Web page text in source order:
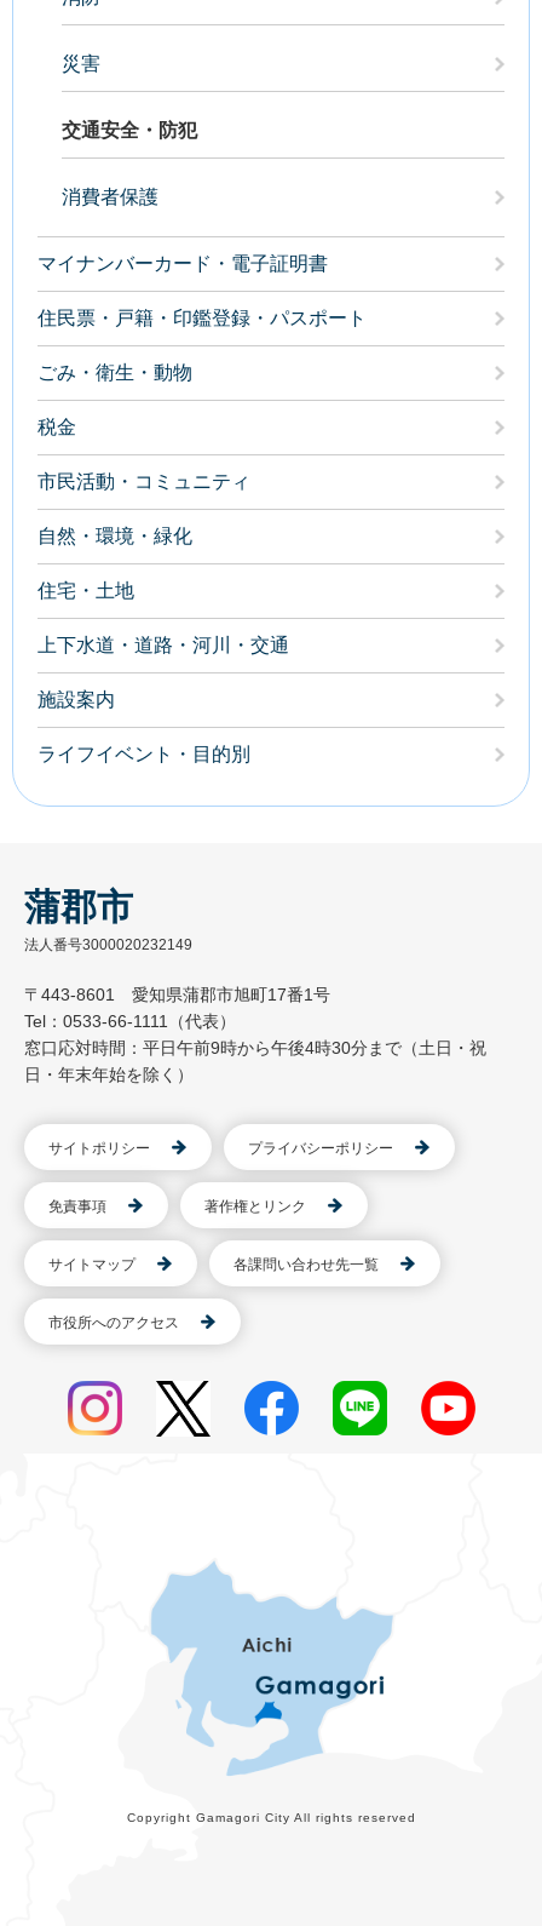
災害
交通安全・防犯
消費者保護
マイナンバーカード・電子証明書
住民票・戸籍・印鑑登録・パスポート
ごみ・衛生・動物
税金
市民活動・コミュニティ
自然・環境・緑化
住宅・土地
上下水道・道路・河川・交通
施設案内
ライフイベント・目的別
蒲郡市
法人番号3000020232149
〒443-8601 愛知県蒲郡市旭町17番1号
Tel：0533-66-1111（代表）
窓口応対時間：平日午前9時から午後4時30分まで（土日・祝
日・年末年始を除く）
サイトポリシー プライバシーポリシー
免責事項 著作権とリンク
サイトマップ 各課問い合わせ先一覧
市役所へのアクセス
Copyright Gamagori City All rights reserved